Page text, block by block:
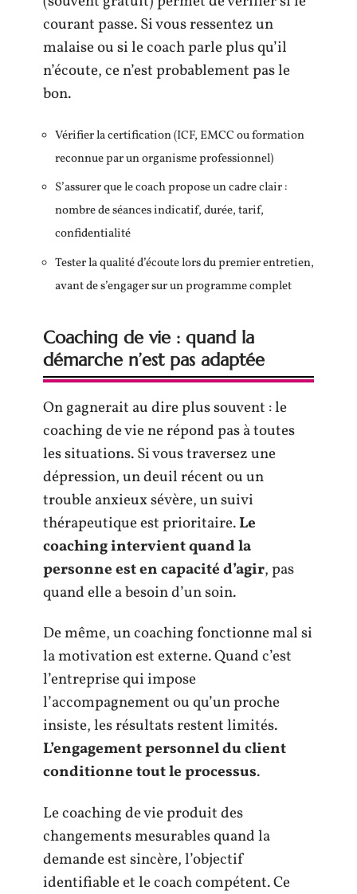
courant passe. Si vous ressentez un
malaise ou si le coach parle plus qu’il
n’écoute, ce n’est probablement pas le
bon.
Vérifier la certification (ICF, EMCC ou formation
reconnue par un organisme professionnel)
S’assurer que le coach propose un cadre clair :
nombre de séances indicatif, durée, tarif,
confidentialité
Tester la qualité d’écoute lors du premier entretien,
avant de s’engager sur un programme complet
Coaching de vie : quand la
démarche n’est pas adaptée
On gagnerait au dire plus souvent : le
coaching de vie ne répond pas à toutes
les situations. Si vous traversez une
dépression, un deuil récent ou un
trouble anxieux sévère, un suivi
thérapeutique est prioritaire.Le
coaching intervient quand la
personne est en capacité d’agir, pas
quand elle a besoin d’un soin.
De même, un coaching fonctionne mal si
la motivation est externe. Quand c’est
l’entreprise qui impose
l’accompagnement ou qu’un proche
insiste, les résultats restent limités.
L’engagement personnel du client
conditionne tout le processus.
Le coaching de vie produit des
changements mesurables quand la
demande est sincère, l’objectif
identifiable et le coach compétent. Ce